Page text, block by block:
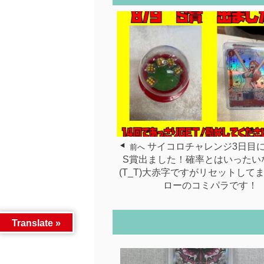
前へ サイコロチャレンジ3日目
S賞出ました！確率とはいったい
(T_T)大赤字ですがリセットして
ローのコミパラです！
Translate »